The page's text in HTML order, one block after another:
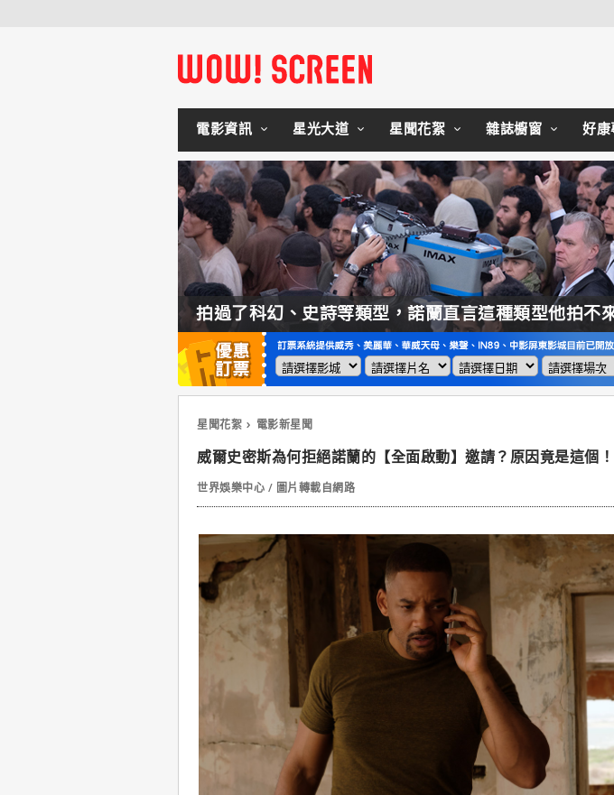
電影資訊 星光大道 星聞花絮 雜誌櫥窗 好康
拍過了科幻、史詩等類型，諾蘭直言這種類型他拍不
星聞花絮 電影新星聞
威爾史密斯為何拒絕諾蘭的【全面啟動】邀請？原因竟是這個！
世界娛樂中心 / 圖片轉載自網路